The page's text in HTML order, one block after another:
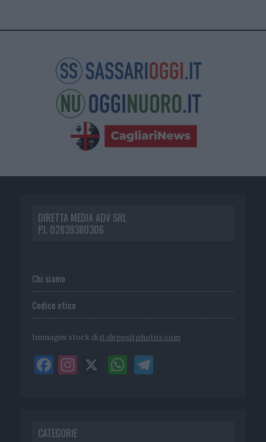
DIRETTA MEDIA ADV SRL
P.I. 02839380306
Chi siamo
Codice etico
Immagini stock di it.depositphotos.com
CATEGORIE